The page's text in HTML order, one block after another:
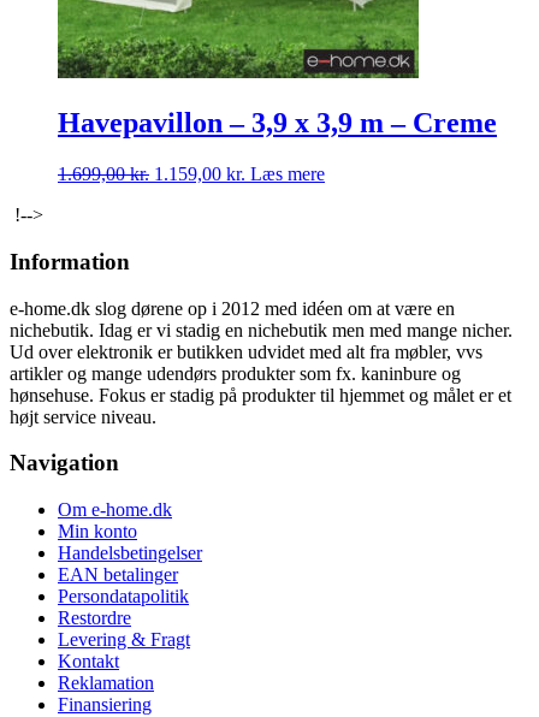
Havepavillon – 3,9 x 3,9 m – Creme
1.699,00kr. Den
1.159,00 kr. Den
Læs mere
!-->
Information
e-home.dk slog dørene op i 2012 med idéen om at være en
nichebutik. Idag er vi stadig en nichebutik men med mange nicher.
Ud over elektronik er butikken udvidet med alt fra møbler, vvs
artikler og mange udendørs produkter som fx. kaninbure og
hønsehuse. Fokus er stadig på produkter til hjemmet og målet er et
højt service niveau.
Navigation
Om e-home.dk
Min konto
Handelsbetingelser
EAN betalinger
Persondatapolitik
Restordre
Levering & Fragt
Kontakt
Reklamation
Finansiering